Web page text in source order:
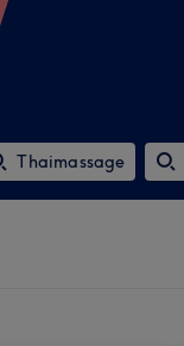
Thaimassage